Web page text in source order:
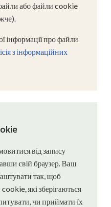
або файли cookie
інформації про файли
з інформаційних
від запису
свій браузер. Ваш
так, щоб
які зберігаються
чи приймати їх